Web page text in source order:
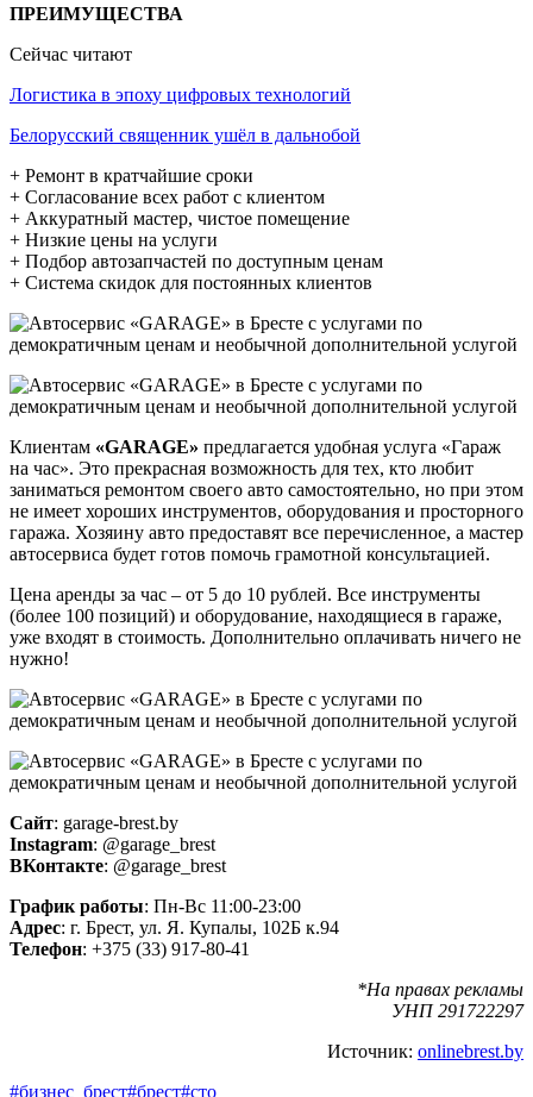
ПРЕИМУЩЕСТВА
Сейчас читают
Логистика в эпоху цифровых технологий
Белорусский священник ушёл в дальнобой
+ Ремонт в кратчайшие сроки
+ Согласование всех работ с клиентом
+ Аккуратный мастер, чистое помещение
+ Низкие цены на услуги
+ Подбор автозапчастей по доступным ценам
+ Система скидок для постоянных клиентов
Клиентам «GARAGE» предлагается удобная услуга «Гараж
на час». Это прекрасная возможность для тех, кто любит
заниматься ремонтом своего авто самостоятельно, но при этом
не имеет хороших инструментов, оборудования и просторного
гаража. Хозяину авто предоставят все перечисленное, а мастер
автосервиса будет готов помочь грамотной консультацией.
Цена аренды за час – от 5 до 10 рублей. Все инструменты
(более 100 позиций) и оборудование, находящиеся в гараже,
уже входят в стоимость. Дополнительно оплачивать ничего не
нужно!
Сайт: garage-brest.by
Instagram: @garage_brest
ВКонтакте: @garage_brest
График работы: Пн-Вс 11:00-23:00
Адрес: г. Брест, ул. Я. Купалы, 102Б к.94
Телефон: +375 (33) 917-80-41
*На правах рекламы
УНП 291722297
Источник: onlinebrest.by
#бизнес_брест#брест#сто